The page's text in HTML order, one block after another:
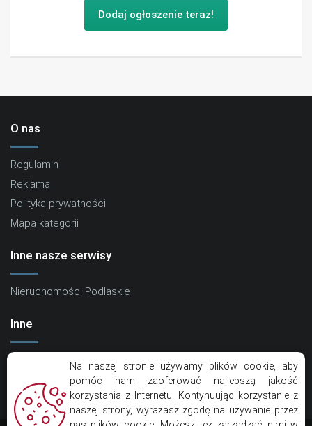
Dodaj ogłoszenie teraz!
O nas
Regulamin
Reklama
Polityka prywatności
Mapa kategorii
Inne nasze serwisy
Nieruchomości Podlaskie
Inne
Eko Centrum
Na naszej stronie używamy plików cookie, aby
pomóc nam zaoferować najlepszą jakość
korzystania z Internetu. Kontynuując korzystanie z
naszej strony, wyrażasz zgodę na używanie przez